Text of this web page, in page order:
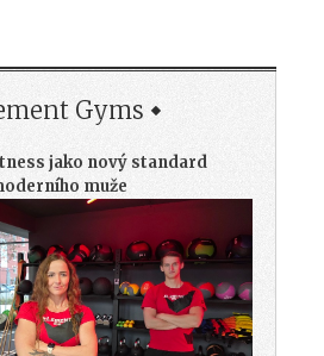
Gyms
jako nový standard
muže